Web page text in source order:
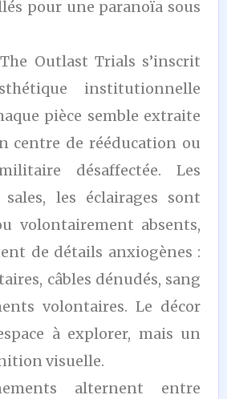
pour une paranoïa sous
Outlast Trials s’inscrit
institutionnelle
pièce semble extraite
centre de rééducation ou
désaffectée. Les
les éclairages sont
volontairement absents,
de détails anxiogènes :
câbles dénudés, sang
volontaires. Le décor
à explorer, mais un
visuelle.
alternent entre